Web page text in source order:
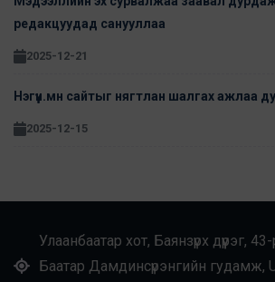
редакцуудад санууллаа
2025-12-21
Нэгүүн.мн сайтыг нягтлан шалгах ажлаа
2025-12-15
Улаанбаатар хот, Баянзүрх дүүрэг,
Баатар Дамдинсүрэнгийн гудамж,